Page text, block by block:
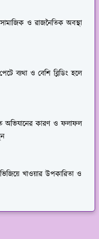
ও রাজনৈতিক অবস্থা
ব্যথা ও বেশি ব্লিডিং হলে
অভিযানের কারণ ও ফলাফল
খাওয়ার উপকারিতা ও